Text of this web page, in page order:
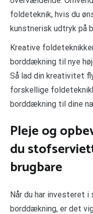
foldeteknik, hvis du
kunstnerisk udtryk på
Kreative
borddækning til nye
Så lad din kreativitet
forskellige
borddækning til dine
Pleje og
du
brugbare
Når du har investeret
borddækning, er det